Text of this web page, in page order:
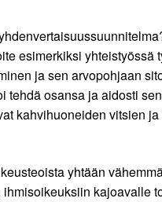
esimerkiksi
ja sen arvopohjaan
tehdä osansa ja aidosti
kahvihuoneiden vitsien
yhtään
kajoavalle